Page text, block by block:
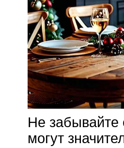
Не
могут